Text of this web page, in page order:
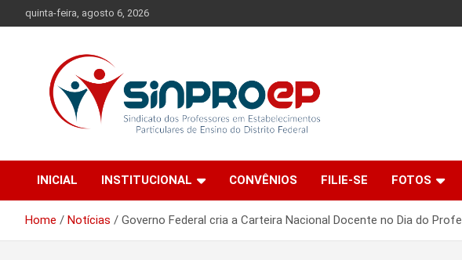
to
quinta-feira, agosto 6, 2026
Sinproep-DF
de Ensino do Distrito Federal
INICIAL
INSTITUCIONAL CONVÊNIOS FILIE-SE FOTOS
Home Notícias Governo Federal cria a Carteira Nacional Docente no Dia do